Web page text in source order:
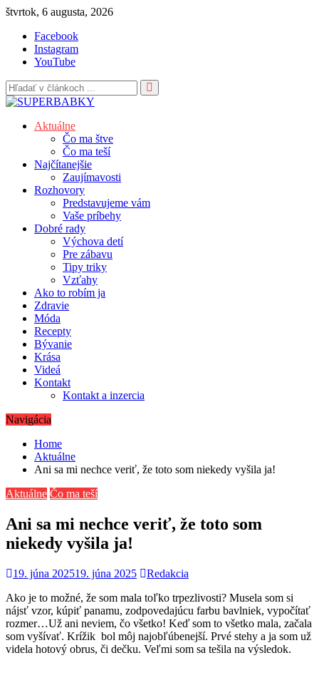
Skip
content
štvrtok, 6 augusta, 2026
Facebook
Instagram
YouTube
Aktuálne
Čo ma štve
Čo ma teší
Najčítanejšie
Zaujímavosti
Rozhovory
Predstavujeme vám
Vaše príbehy
Dobré rady
Výchova detí
Pre zábavu
Tipy triky
Vzťahy
Ako to robím ja
Zdravie
Móda
Recepty
Bývanie
Krása
Videá
Kontakt
Kontakt a inzercia
Navigácia
Home
Aktuálne
Ani sa mi nechce veriť, že toto som niekedy vyšila ja!
Aktuálne Čo ma teší
Ani sa mi nechce veriť, že toto som
niekedy vyšila ja!
19. júna 202519. júna 2025
Redakcia
Ako je to možné, že som mala toľko trpezlivosti? Musela som si
nájsť vzor, kúpiť panamu, zodpovedajúcu farbu bavlniek, vypočítať
rozmer…Už ani neviem, čo všetko! Keď som to všetko mala, začala
som vyšívať. Krížik bol môj najobľúbenejší. Prvé stehy a ja som už
videla hotový obrus, či dečku. Veľmi som sa tešila na výsledok.